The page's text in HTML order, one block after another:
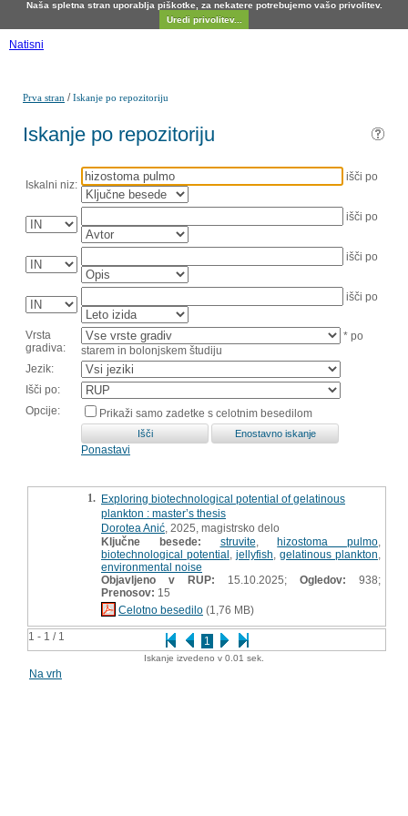
Naša spletna stran uporablja piškotke, za nekatere potrebujemo vašo privolitev.
Uredi privolitev...
Natisni
Prva stran /Iskanje po repozitoriju
Iskanje po repozitoriju
Iskalni niz:
išči po
išči po
išči po
išči po
Vrsta
gradiva:
* po
starem in bolonjskem študiju
Jezik:
Išči po:
Opcije:
Prikaži samo zadetke s celotnim besedilom
Ponastavi
1 - 1 / 1 1
1. Exploring biotechnological potential of gelatinous
plankton : master’s thesis
Dorotea Anić , 2025, magistrsko delo
Ključne besede:
struvite ,hizostoma pulmo
biotechnological potential jellyfish gelatinous plankton
environmental noise
Objavljeno v RUP: 15.10.2025; Ogledov: 938;
Prenosov: 15
Celotno besedilo (1,76 MB)
Iskanje izvedeno v 0.01 sek.
Na vrh